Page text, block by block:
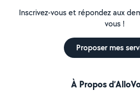
Inscrivez-vous et répondez aux
vous !
Proposer mes
À Propos